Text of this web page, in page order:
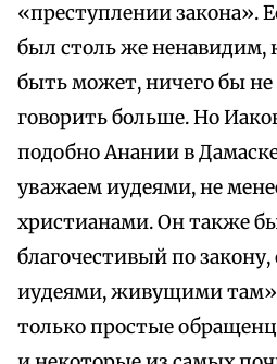
«преступлении закона».
был столь же ненавидим,
быть может, ничего бы не
говорить больше. Но
подобно Анании в
уважаем иудеями, не
христианами. Он также
благочестивый по
иудеями, живущими там»
только простые